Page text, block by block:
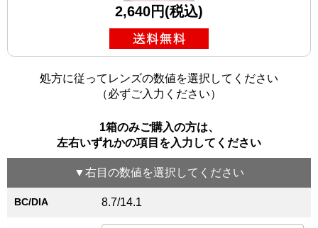
2,640円(税込)
処方に従ってレンズの数値を選択してください
（必ずご入力ください）
1箱のみご購入の方は、
左右いずれかの項目を入力してください
▼右目 の数値を選択してください
BC/DIA 8.7/14.1